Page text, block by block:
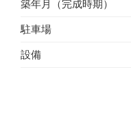
築年月（完成時期）
駐車場
設備